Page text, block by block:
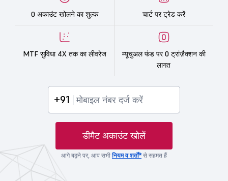
0 अकाउंट खोलने का शुल्क चार्ट पर ट्रेड करें
MTF सुविधा 4X तक का लीवरेज
म्यूचुअल फंड पर 0 ट्रांज़ैक्शन की
लागत
+91
डीमैट अकाउंट खोलें
आगे बढ़ने पर, आप सभीनियम व शर्तों*से सहमत हैं